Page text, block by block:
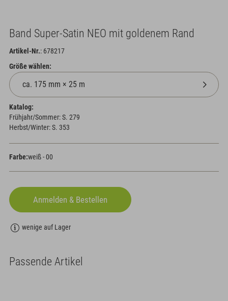
Band Super-Satin NEO mit goldenem Rand
Artikel-Nr.: 678217
Größe wählen:
Katalog:
Frühjahr/Sommer: S. 279
Herbst/Winter: S. 353
Farbe:weiß - 00
wenige auf Lager
Passende Artikel